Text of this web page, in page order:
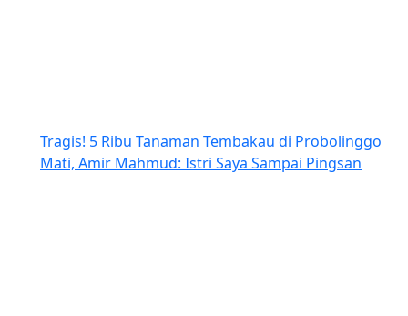
Tragis! 5 Ribu Tanaman Tembakau di Probolinggo
Mati, Amir Mahmud: Istri Saya Sampai Pingsan